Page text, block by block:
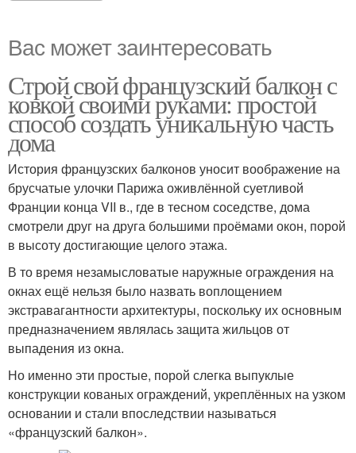
Вас может заинтересовать
Строй свой французский балкон с
ковкой своими руками: простой
способ создать уникальную часть
дома
История французских балконов уносит воображение на
брусчатые улочки Парижа оживлённой суетливой
Франции конца VII в., где в тесном соседстве, дома
смотрели друг на друга большими проёмами окон, порой
в высоту достигающие целого этажа.
В то время незамысловатые наружные ограждения на
окнах ещё нельзя было назвать воплощением
экстравагантности архитектуры, поскольку их основным
предназначением являлась защита жильцов от
выпадения из окна.
Но именно эти простые, порой слегка выпуклые
конструкции кованых ограждений, укреплённых на узком
основании и стали впоследствии называться
«французский балкон».